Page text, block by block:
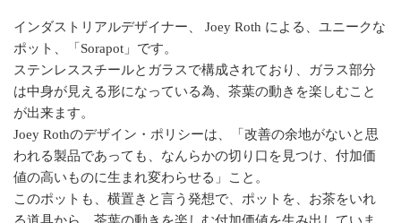
インダストリアルデザイナー、 Joey Roth による、ユニークな
ポット、「Sorapot」です。
ステンレススチールとガラスで構成されており、ガラス部分
は中身が見える形になっている為、茶葉の動きを楽しむこと
が出来ます。
Joey Rothのデザイン・ポリシーは、「改善の余地がないと思
われる製品であっても、なんらかの切り口を見つけ、付加価
値の高いものに生まれ変わらせる」こと。
このポットも、横置きと言う発想で、ポットを、お茶をいれ